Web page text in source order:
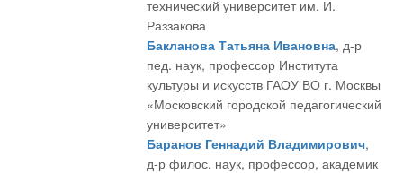
технический университет им. И.
Раззакова
Бакланова Татьяна Ивановна, д-р
пед. наук, профессор Института
культуры и искусств ГАОУ ВО г. Москвы
«Московский городской педагогический
университет»
Баранов Геннадий Владимирович,
д-р филос. наук, профессор, академик